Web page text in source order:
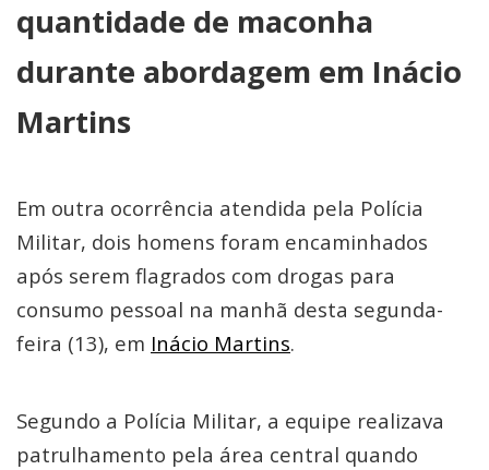
quantidade de maconha
durante abordagem em Inácio
Martins
Em outra ocorrência atendida pela Polícia
Militar, dois homens foram encaminhados
após serem flagrados com drogas para
consumo pessoal na manhã desta segunda-
feira (13), em Inácio Martins.
Segundo a Polícia Militar, a equipe realizava
patrulhamento pela área central quando